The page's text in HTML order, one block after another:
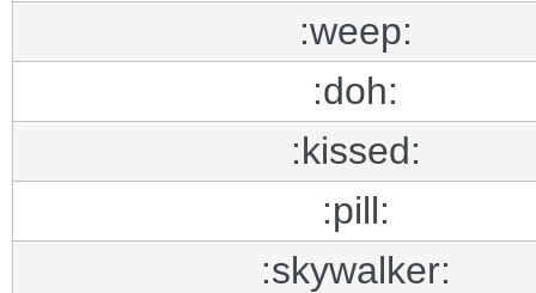
:weep:
:doh:
:kissed:
:pill:
:skywalker: